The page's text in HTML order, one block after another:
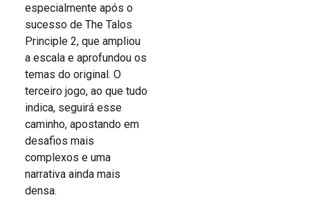
especialmente após o
sucesso de The Talos
Principle 2, que ampliou
a escala e aprofundou os
temas do original. O
terceiro jogo, ao que tudo
indica, seguirá esse
caminho, apostando em
desafios mais
complexos e uma
narrativa ainda mais
densa.